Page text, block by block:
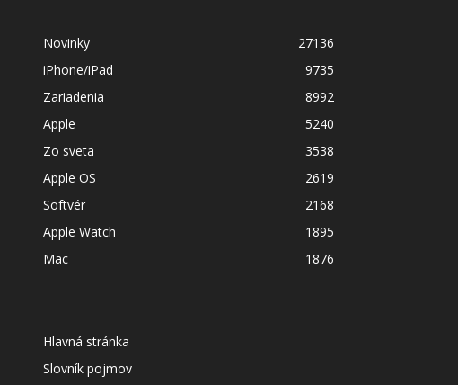
Novinky
27136
iPhone/iPad
9735
Zariadenia
8992
Apple
5240
Zo sveta
3538
Apple OS
2619
Softvér
2168
Apple Watch
1895
Mac
1876
Hlavná stránka
Slovník pojmov